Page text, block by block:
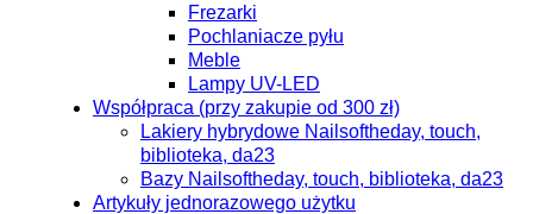
Frezarki
Pochlaniacze pyłu
Meble
Lampy UV-LED
Współpraca (przy zakupie od 300 zł)
Lakiery hybrydowe Nailsoftheday, touch,
biblioteka, da23
Bazy Nailsoftheday, touch, biblioteka, da23
Artykuły jednorazowego użytku